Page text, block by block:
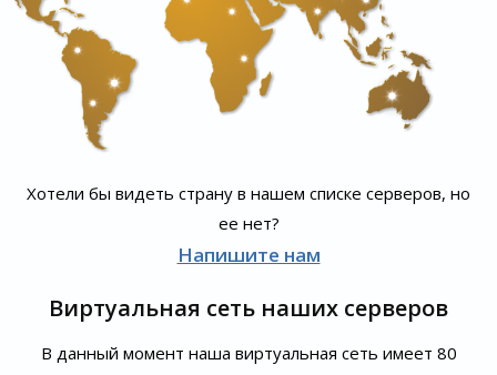
Хотели бы видеть страну в нашем списке серверов, но
ее нет?
Напишите нам
Виртуальная сеть наших серверов
В данный момент наша виртуальная сеть имеет 80